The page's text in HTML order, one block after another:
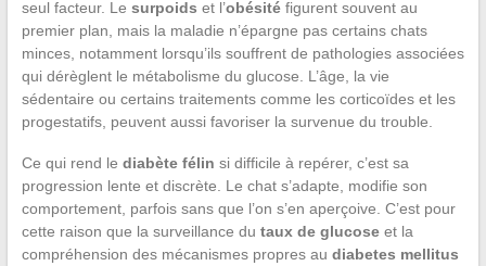
seul facteur. Le surpoids et l’obésitéfigurent souvent au
premier plan, mais la maladie n’épargne pas certains chats
minces, notamment lorsqu’ils souffrent de pathologies associées
qui dérèglent le métabolisme du glucose. L’âge, la vie
sédentaire ou certains traitements comme les corticoïdes et les
progestatifs, peuvent aussi favoriser la survenue du trouble.
Ce qui rend le diabète félin si difficile à repérer, c’est sa
progression lente et discrète. Le chat s’adapte, modifie son
comportement, parfois sans que l’on s’en aperçoive. C’est pour
cette raison que la surveillance du taux de glucoseet la
compréhension des mécanismes propres au diabetes mellitus